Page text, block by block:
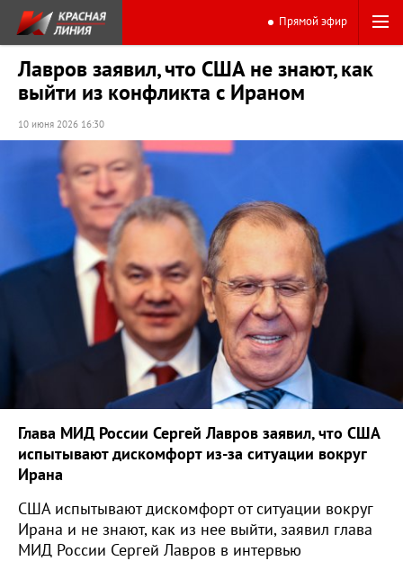
Прямой эфир
Лавров заявил, что США не знают, как
выйти из конфликта с Ираном
10 июня 2026 16:30
Глава МИД России Сергей Лавров заявил, что США
испытывают дискомфорт из-за ситуации вокруг
Ирана
США испытывают дискомфорт от ситуации вокруг
Ирана и не знают, как из нее выйти, заявил глава
МИД России Сергей Лавров в интервью